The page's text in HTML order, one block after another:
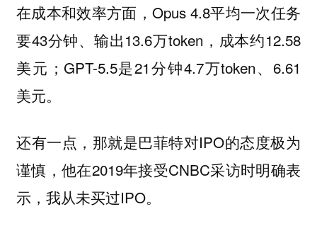
在成本和效率方面，Opus 4.8平均一次任务
要43分钟、输出13.6万token，成本约12.58
美元；GPT-5.5是21分钟4.7万token、6.61
美元。
还有一点，那就是巴菲特对IPO的态度极为
谨慎，他在2019年接受CNBC采访时明确表
示，我从未买过IPO。